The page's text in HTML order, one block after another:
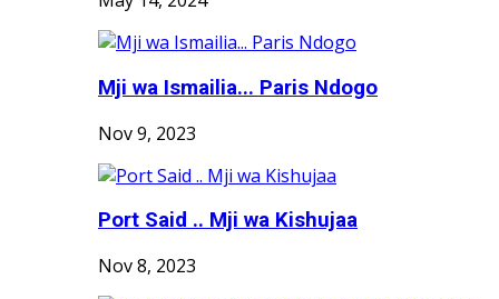
Mji wa Ismailia... Paris Ndogo
Nov 9, 2023
Port Said .. Mji wa Kishujaa
Nov 8, 2023